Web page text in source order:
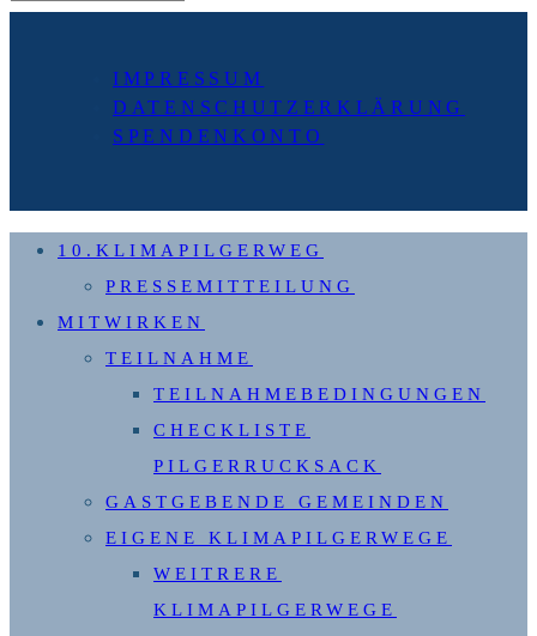
IMPRESSUM
DATENSCHUTZERKLÄRUNG
SPENDENKONTO
10.KLIMAPILGERWEG
PRESSEMITTEILUNG
MITWIRKEN
TEILNAHME
TEILNAHMEBEDINGUNGEN
CHECKLISTE
PILGERRUCKSACK
GASTGEBENDE GEMEINDEN
EIGENE KLIMAPILGERWEGE
WEITRERE
KLIMAPILGERWEGE